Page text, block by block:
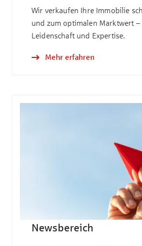
Wir verkaufen Ihre Immobilie
und zum optimalen Marktwert –
Leidenschaft und Expertise.
Mehr erfahren
Newsbereich